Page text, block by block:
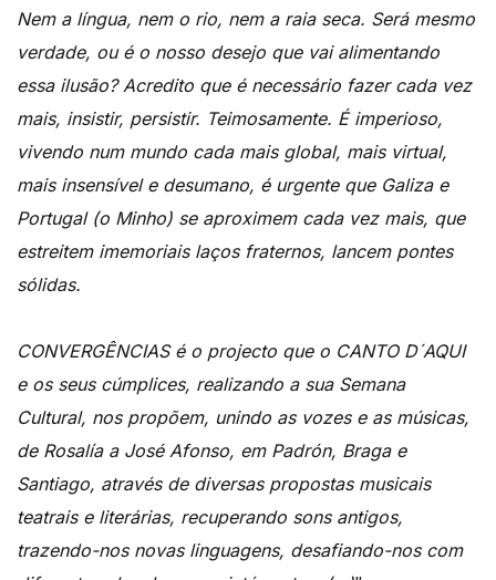
Nem a língua, nem o rio, nem a raia seca. Será mesmo
verdade, ou é o nosso desejo que vai alimentando
essa ilusão? Acredito que é necessário fazer cada vez
mais, insistir, persistir. Teimosamente. É imperioso,
vivendo num mundo cada mais global, mais virtual,
mais insensível e desumano, é urgente que Galiza e
Portugal (o Minho) se aproximem cada vez mais, que
estreitem imemoriais laços fraternos, lancem pontes
sólidas.
CONVERGÊNCIAS é o projecto que o CANTO D´AQUI
e os seus cúmplices, realizando a sua Semana
Cultural, nos propõem, unindo as vozes e as músicas,
de Rosalía a José Afonso, em Padrón, Braga e
Santiago, através de diversas propostas musicais
teatrais e literárias, recuperando sons antigos,
trazendo-nos novas linguagens, desafiando-nos com